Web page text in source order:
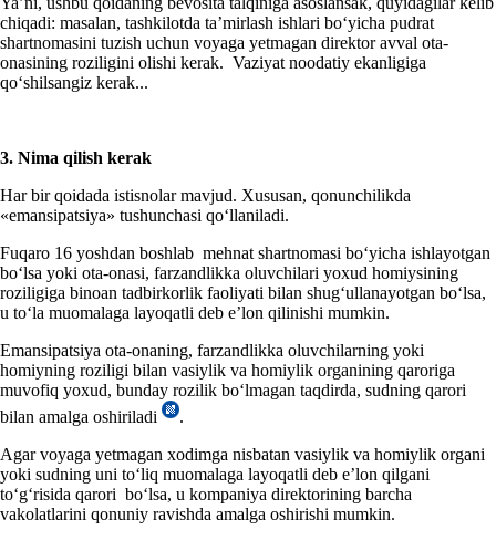
chiqadi: masalan, tashkilotda ta’mirlash ishlari boʻyicha pudrat
shartnomasini tuzish uchun voyaga yetmagan direktor avval ota-
onasining roziligini olishi kerak. Vaziyat noodatiy ekanligiga
qoʻshilsangiz kerak...
3. Nima qilish kerak
Har bir qoidada istisnolar mavjud. Xususan, qonunchilikda
«emansipatsiya» tushunchasi qoʻllaniladi.
Fuqaro 16 yoshdan boshlab mehnat shartnomasi boʻyicha ishlayotgan
boʻlsa yoki ota-onasi, farzandlikka oluvchilari yoхud homiysining
roziligiga binoan tadbirkorlik faoliyati bilan shugʻullanayotgan boʻlsa,
u toʻla muomalaga layoqatli deb e’lon qilinishi mumkin.
Emansipatsiya ota-onaning, farzandlikka oluvchilarning yoki
homiyning roziligi bilan vasiylik va homiylik organining qaroriga
muvofiq yoхud, bunday rozilik boʻlmagan taqdirda, sudning qarori
bilan amalga oshiriladi
.
Agar voyaga yetmagan хodimga nisbatan vasiylik va homiylik organi
yoki sudning uni toʻliq muomalaga layoqatli deb e’lon qilgani
toʻgʻrisida qarori boʻlsa, u kompaniya direktorining barcha
vakolatlarini qonuniy ravishda amalga oshirishi mumkin.